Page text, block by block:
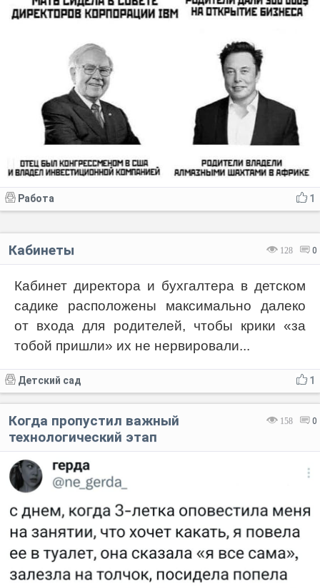
1
Работа
128 0
Кабинеты
Кабинет директора и бухгалтера в детском
садике расположены максимально далеко
от входа для родителей, чтобы крики «за
тобой пришли» их не нервировали...
1
Детский сад
158 0
Когда пропустил важный
технологический этап